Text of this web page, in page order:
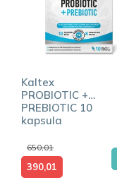
Kaltex
PROBIOTIC +
PREBIOTIC 10
kapsula
650,01
390,01